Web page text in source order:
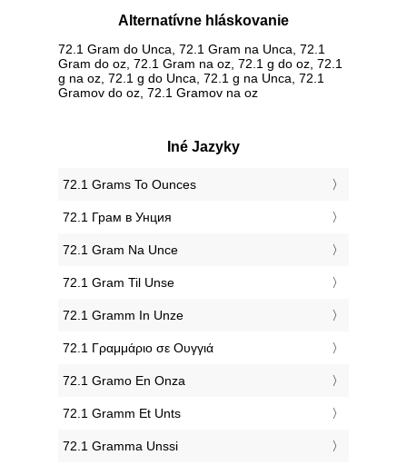
Alternatívne hláskovanie
72.1 Gram do Unca, 72.1 Gram na Unca, 72.1
Gram do oz, 72.1 Gram na oz, 72.1 g do oz, 72.1
g na oz, 72.1 g do Unca, 72.1 g na Unca, 72.1
Gramov do oz, 72.1 Gramov na oz
Iné Jazyky
‎72.1 Grams To Ounces
‎72.1 Грам в Унция
‎72.1 Gram Na Unce
‎72.1 Gram Til Unse
‎72.1 Gramm In Unze
‎72.1 Γραμμάριο σε Ουγγιά
‎72.1 Gramo En Onza
‎72.1 Gramm Et Unts
‎72.1 Gramma Unssi